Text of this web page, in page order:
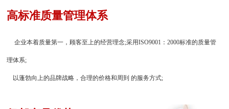
高标准质量管理体系
企业本着质量第一，顾客至上的经营理念;采用ISO9001：2000标准的质量管
理体系;
以蓬勃向上的品牌战略，合理的价格和周到 的服务方式;